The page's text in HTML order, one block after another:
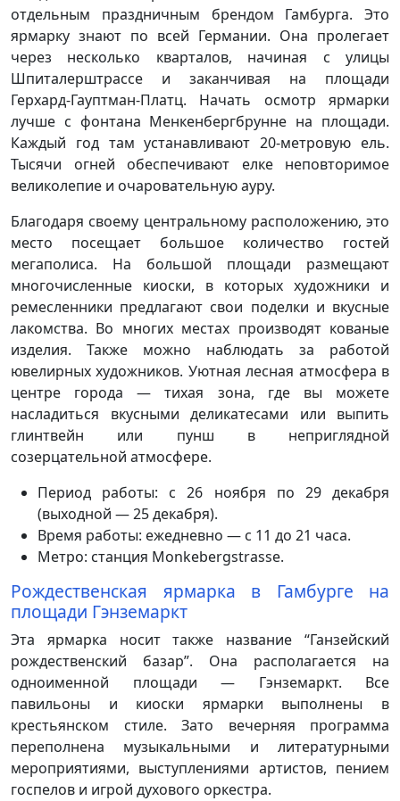
отдельным праздничным брендом Гамбурга. Это
ярмарку знают по всей Германии. Она пролегает
через несколько кварталов, начиная с улицы
Шпиталерштрассе и заканчивая на площади
Герхард-Гауптман-Платц. Начать осмотр ярмарки
лучше с фонтана Менкенбергбрунне на площади.
Каждый год там устанавливают 20-метровую ель.
Тысячи огней обеспечивают елке неповторимое
великолепие и очаровательную ауру.
Благодаря своему центральному расположению, это
место посещает большое количество гостей
мегаполиса. На большой площади размещают
многочисленные киоски, в которых художники и
ремесленники предлагают свои поделки и вкусные
лакомства. Во многих местах производят кованые
изделия. Также можно наблюдать за работой
ювелирных художников. Уютная лесная атмосфера в
центре города — тихая зона, где вы можете
насладиться вкусными деликатесами или выпить
глинтвейн или пунш в неприглядной
созерцательной атмосфере.
Период работы: с 26 ноября по 29 декабря
(выходной — 25 декабря).
Время работы: ежедневно — с 11 до 21 часа.
Метро: станция Monkebergstrasse.
Рождественская ярмарка в Гамбурге на
площади Гэнземаркт
Эта ярмарка носит также название “Ганзейский
рождественский базар”. Она располагается на
одноименной площади — Гэнземаркт. Все
павильоны и киоски ярмарки выполнены в
крестьянском стиле. Зато вечерняя программа
переполнена музыкальными и литературными
мероприятиями, выступлениями артистов, пением
госпелов и игрой духового оркестра.